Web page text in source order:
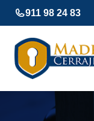
Saltar
al
contenido
911 98 24 83